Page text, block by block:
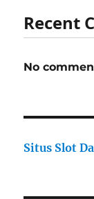
Recent
No
Situs Slot